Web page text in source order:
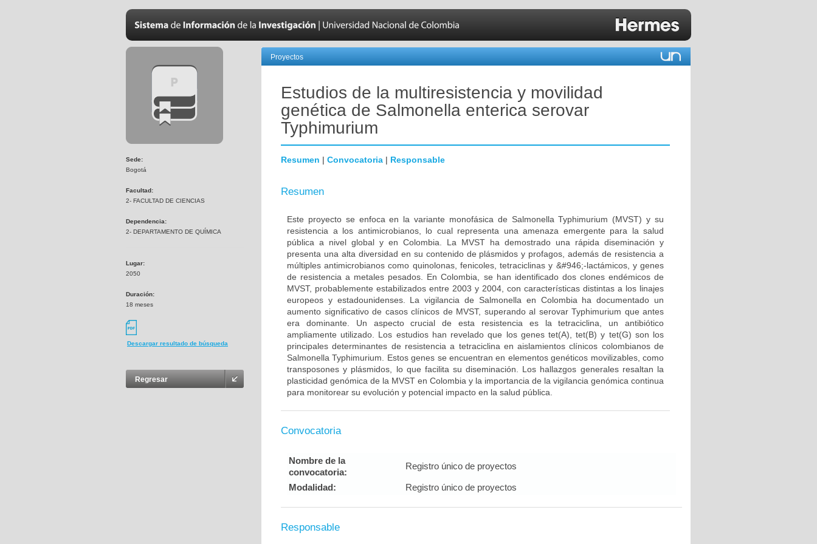
Sede:
Bogotá
Facultad:
2- FACULTAD DE CIENCIAS
Dependencia:
2- DEPARTAMENTO DE QUÍMICA
Lugar:
2050
Duración:
18 meses
Descargar resultado de búsqueda
Regresar
Proyectos
Estudios de la multiresistencia y movilidad
genética de Salmonella enterica serovar
Typhimurium
Resumen | Convocatoria | Responsable
Resumen
Este proyecto se enfoca en la variante monofásica de Salmonella Typhimurium (MVST) y su
resistencia a los antimicrobianos, lo cual representa una amenaza emergente para la salud
pública a nivel global y en Colombia. La MVST ha demostrado una rápida diseminación y
presenta una alta diversidad en su contenido de plásmidos y profagos, además de resistencia a
múltiples antimicrobianos como quinolonas, fenicoles, tetraciclinas y &#946;-lactámicos, y genes
de resistencia a metales pesados. En Colombia, se han identificado dos clones endémicos de
MVST, probablemente estabilizados entre 2003 y 2004, con características distintas a los linajes
europeos y estadounidenses. La vigilancia de Salmonella en Colombia ha documentado un
aumento significativo de casos clínicos de MVST, superando al serovar Typhimurium que antes
era dominante. Un aspecto crucial de esta resistencia es la tetraciclina, un antibiótico
ampliamente utilizado. Los estudios han revelado que los genes tet(A), tet(B) y tet(G) son los
principales determinantes de resistencia a tetraciclina en aislamientos clínicos colombianos de
Salmonella Typhimurium. Estos genes se encuentran en elementos genéticos movilizables, como
transposones y plásmidos, lo que facilita su diseminación. Los hallazgos generales resaltan la
plasticidad genómica de la MVST en Colombia y la importancia de la vigilancia genómica continua
para monitorear su evolución y potencial impacto en la salud pública.
Convocatoria
Nombre de la
convocatoria:
Registro único de proyectos
Modalidad: Registro único de proyectos
Responsable